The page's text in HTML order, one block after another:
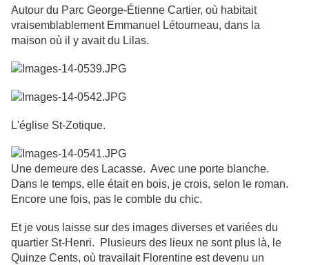
Autour du Parc George-Étienne Cartier, où habitait
vraisemblablement Emmanuel Létourneau, dans la
maison où il y avait du Lilas.
L'église St-Zotique.
Une demeure des Lacasse. Avec une porte blanche.
Dans le temps, elle était en bois, je crois, selon le roman.
Encore une fois, pas le comble du chic.
Et je vous laisse sur des images diverses et variées du
quartier St-Henri. Plusieurs des lieux ne sont plus là, le
Quinze Cents, où travailait Florentine est devenu un